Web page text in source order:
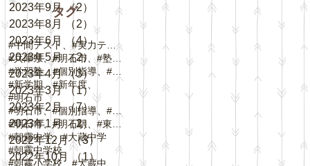
2023年9月 （2）
2件の記事
2023年8月
（2） 2件の記事
2023年6月
（4）4件の記事
2023年5月 （2） 2件の記事
2023年4月 （3）3件の記事
2023年3月 （1）
1件の記事
2023年2月 （7）7件の記事
2023年1月 （2）
2件の記事
2022年12月 （3）3件の記事
2022年10月
（1） 1件の記事
タグ
#新学期、#新年度、
#明石市
#明石市、#個別指導、#春期講習、
#朝霧中学、#大蔵中学
#朝霧中学校